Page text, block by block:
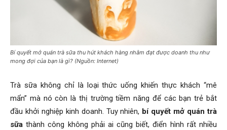
Bí quyết mở quán trà sữa thu hút khách hàng nhằm đạt được doanh thu như
mong đợi của bạn là gì? (Nguồn: Internet)
Trà sữa không chỉ là loại thức uống khiến thực khách “mê
mẩn” mà nó còn là thị trường tiềm năng để các bạn trẻ bắt
đầu khởi nghiệp kinh doanh. Tuy nhiên, bí quyết mở quán trà
sữa thành công không phải ai cũng biết, điển hình rất nhiều